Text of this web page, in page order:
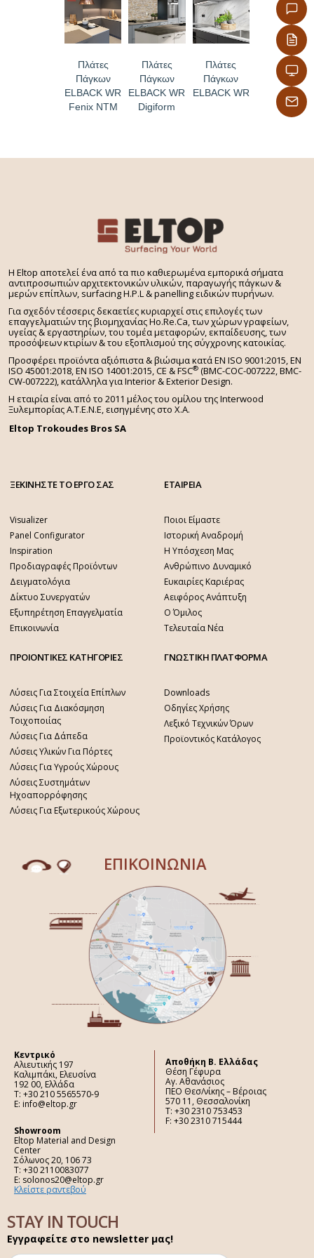
-Με δυνατότητα εύκολου καθημερινού καθαρισμού
με όλες τις κοινές οικιακές χημικές ουσίες
-Με επιφάνεια χωρίς πόρους, απόλυτα υγιεινή
Πλάτες
Πάγκων
ELBACK WR
Fenix NTM
Πλάτες
Πάγκων
ELBACK WR
Digiform
Πλάτες
Πάγκων
ELBACK WR
H Eltop αποτελεί ένα από τα πιο καθιερωμένα εμπορικά σήματα
αντιπροσωπιών αρχιτεκτονικών υλικών, παραγωγής πάγκων &
μερών επίπλων, surfacing H.P.L & panelling ειδικών πυρήνων.
Για σχεδόν τέσσερις δεκαετίες κυριαρχεί στις επιλογές των
επαγγελματιών της βιομηχανίας Ho.Re.Ca, των χώρων γραφείων,
υγείας & εργαστηρίων, του τομέα μεταφορών, εκπαίδευσης, των
προσόψεων κτιρίων & του εξοπλισμού της σύγχρονης κατοικίας.
Προσφέρει προϊόντα αξιόπιστα & βιώσιμα κατά EN ISO 9001:2015, EN
ISO 45001:2018, EN ISO 14001:2015,CE & FSC® (BMC-COC-007222, BMC-
CW-007222), κατάλληλα για Interior & Exterior Design.
Η εταιρία είναι από το 2011 μέλος του ομίλου της Interwood
Ξυλεμπορίας Α.Τ.Ε.Ν.Ε, εισηγμένης στο Χ.A.
Eltop Trokoudes Bros SA
ΞΕΚΙΝΗΣΤΕ ΤΟ ΕΡΓΟ ΣΑΣ
Visualizer
Panel Configurator
Inspiration
Προδιαγραφές Προϊόντων
Δειγματολόγια
Δίκτυο Συνεργατών
Εξυπηρέτηση Επαγγελματία
Επικοινωνία
ΕΤΑΙΡΕΙΑ
Ποιοι Είμαστε
Ιστορική Αναδρομή
Η Υπόσχεση Μας
Ανθρώπινο Δυναμικό
Ευκαιρίες Καριέρας
Αειφόρος Ανάπτυξη
Ο Όμιλος
Τελευταία Νέα
ΠΡΟΙΟΝΤΙΚΕΣ ΚΑΤΗΓΟΡΙΕΣ
Λύσεις Για Στοιχεία Επίπλων
Λύσεις Για Διακόσμηση
Τοιχοποιίας
Λύσεις Για Δάπεδα
Λύσεις Υλικών Για Πόρτες
Λύσεις Για Υγρούς Χώρους
Λύσεις Συστημάτων
Ηχοαπορρόφησης
Λύσεις Για Εξωτερικούς Χώρους
ΓΝΩΣΤΙΚΗ ΠΛΑΤΦΟΡΜΑ
Downloads
Οδηγίες Χρήσης
Λεξικό Τεχνικών Όρων
Προϊοντικός Κατάλογος
ΕΠΙΚΟΙΝΩΝΙΑ
Κεντρικό
Αλιευτικής 197
Καλιμπάκι, Ελευσίνα
192 00, Ελλάδα
Τ: +30 210 5565570-9
E: info@eltop.gr
Showroom
Eltop Material and Design
Center
Σόλωνος 20, 106 73
Τ: +30 2110083077
E: solonos20@eltop.gr
Κλείστε ραντεβού
Aποθήκη Β. Ελλάδας
Θέση Γέφυρα
Αγ. Αθανάσιος
ΠΕΟ Θεσ/νίκης – Βέροιας
570 11, Θεσσαλονίκη
Τ: +30 2310 753453
F: +30 2310 715444
STAY IN TOUCH
Εγγραφείτε στο newsletter μας!